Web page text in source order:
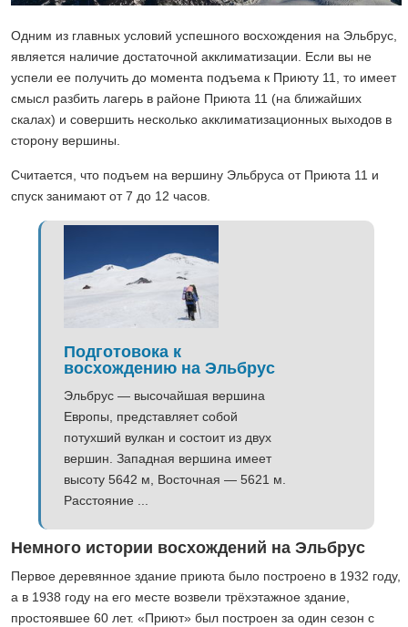
Одним из главных условий успешного восхождения на Эльбрус,
является наличие достаточной акклиматизации. Если вы не
успели ее получить до момента подъема к Приюту 11, то имеет
смысл разбить лагерь в районе Приюта 11 (на ближайших
скалах) и совершить несколько акклиматизационных выходов в
сторону вершины.
Считается, что подъем на вершину Эльбруса от Приюта 11 и
спуск занимают от 7 до 12 часов.
Подготовока к
восхождению на Эльбрус
Эльбрус — высочайшая вершина
Европы, представляет собой
потухший вулкан и состоит из двух
вершин. Западная вершина имеет
высоту 5642 м, Восточная — 5621 м.
Расстояние ...
Немного истории восхождений на Эльбрус
Первое деревянное здание приюта было построено в 1932 году,
а в 1938 году на его месте возвели трёхэтажное здание,
простоявшее 60 лет. «Приют» был построен за один сезон с